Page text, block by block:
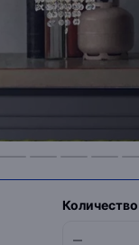
Количество